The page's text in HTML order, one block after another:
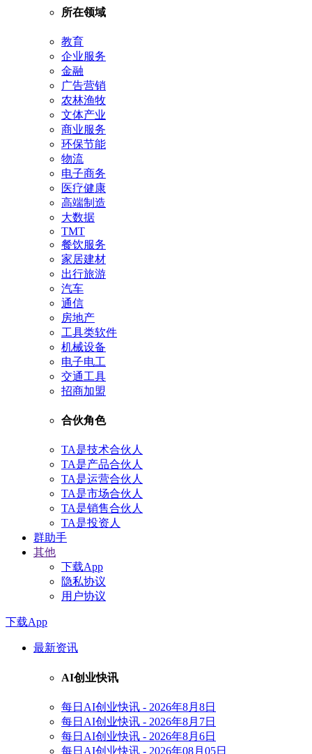
所在领域
教育
企业服务
金融
广告营销
农林渔牧
文体产业
商业服务
环保节能
物流
电子商务
医疗健康
高端制造
大数据
TMT
餐饮服务
家居建材
出行旅游
汽车
通信
房地产
工具类软件
机械设备
电子电工
交通工具
招商加盟
合伙角色
TA是技术合伙人
TA是产品合伙人
TA是运营合伙人
TA是市场合伙人
TA是销售合伙人
TA是投资人
群助手
其他
下载App
隐私协议
用户协议
下载App
最新资讯
AI创业快讯
每日AI创业快讯 - 2026年8月8日
每日AI创业快讯 - 2026年8月7日
每日AI创业快讯 - 2026年8月6日
每日AI创业快讯 - 2026年08月05日